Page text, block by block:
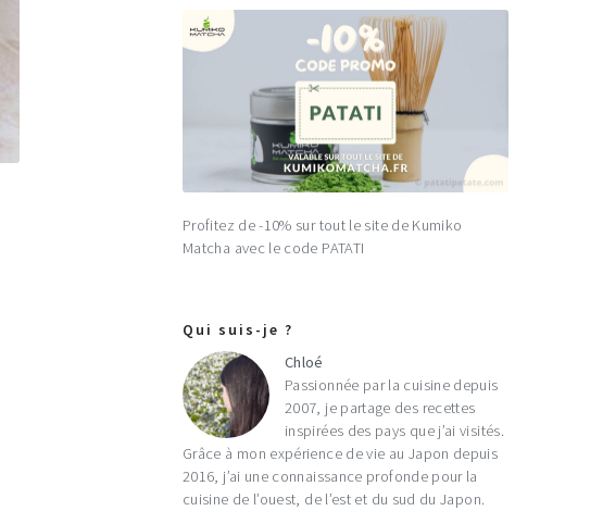
Profitez de -10% sur tout le site de Kumiko
Matcha avec le code PATATI
Qui suis-je ?
Chloé
Passionnée par la cuisine depuis
2007, je partage des recettes
inspirées des pays que j’ai visités.
Grâce à mon expérience de vie au Japon depuis
2016, j’ai une connaissance profonde pour la
cuisine de l’ouest, de l’est et du sud du Japon.